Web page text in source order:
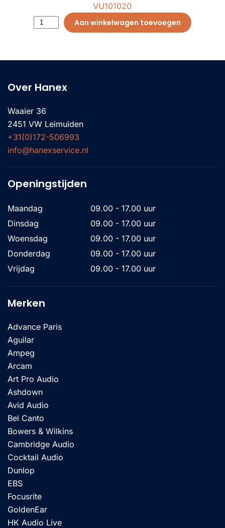
VU101020
Aan winkelwagen toevoegen
Over Hanex
Waaier 36
2451 VW Leimuiden
+31(0)172-506993
info@hanexservice.nl
Openingstijden
Maandag
09.00 - 17.00 uur
Dinsdag
09.00 - 17.00 uur
Woensdag
09.00 - 17.00 uur
Donderdag
09.00 - 17.00 uur
Vrijdag
09.00 - 17.00 uur
Merken
Advance Paris
Aguilar
Ampeg
Arcam
Art Pro Audio
Ashdown
Avid Audio
Bel Canto
Bowers & Wilkins
Cambridge Audio
Cocktail Audio
Dunlop
EBS
Focusrite
GoldenEar
HK Audio Live